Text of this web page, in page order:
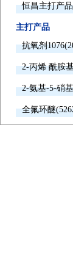
恒昌主打产
主打产品
抗氧剂
2-丙烯 酰胺
2-氨基-5-硝
全氟环醚